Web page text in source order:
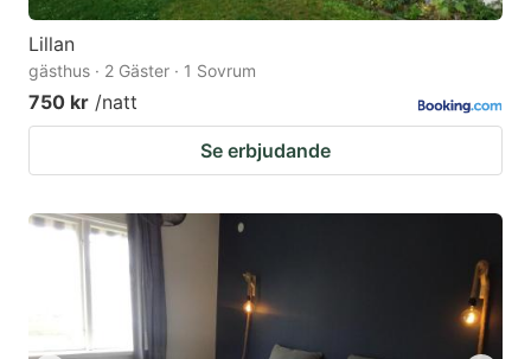
Lillan
gästhus · 2 Gäster · 1 Sovrum
750 kr /natt
Se erbjudande